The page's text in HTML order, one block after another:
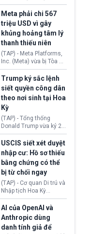
biện pháp hạn chế
thương mại, áp thuế mới
cùng lệnh cấm công
nghệ gần đây từ phía
Washington.
Trump về tiến trình đàm
phán hòa bình, Iran
khẳng định chưa có bất
kỳ thỏa thuận nào.
Tehran cho rằng, Hoa Kỳ
chỉ đang dàn dựng “màn
kịch ngoại giao” để xoa
dịu căng thẳng.
Meta phải chi 567
triệu USD vì gây
khủng hoảng tâm lý
thanh thiếu niên
(TAP) - Meta Platforms,
Inc. (Meta) vừa bị Tòa án
bang New Mexico yêu
cầu đóng góp 567 triệu
USD vào một quỹ khắc
phục hậu quả. Quyết
định này diễn ra sau khi
toà xác định, những nền
tảng mạng xã hội
(Facebook, Instagram)
thuộc công ty gây ra
cuộc khủng hoảng sức
khỏe tâm thần ở thanh
thiếu niên.
Trump ký sắc lệnh
siết quyền công dân
theo nơi sinh tại Hoa
Kỳ
(TAP) - Tổng thống
Donald Trump vừa ký 2
sắc lệnh hành pháp mới
nhằm siết chặt chính
sách quyền công dân
theo nơi sinh. Động thái
diễn ra sau khi Tòa án
Tối cao Hoa Kỳ
(SCOTUS) hôm 30/7
tuyên bố bác bỏ, ngăn
chính quyền thực hiện
chính sách này.
USCIS siết xét duyệt
nhập cư: Hồ sơ thiếu
bằng chứng có thể
bị từ chối ngay
(TAP) - Cơ quan Di trú và
Nhập tịch Hoa Kỳ
(USCIS) vừa thay đổi quy
trình xét duyệt hồ sơ
nhập cư, trao quyền cho
viên chức từ chối ngay
những đơn không chứng
AI của OpenAI và
Anthropic dùng
danh tính giả để